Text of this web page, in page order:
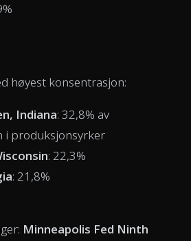
høyest konsentrasjon:
Indiana: 32,8% av
i produksjonsyrker
: 22,3%
: 21,8%
Minneapolis Fed Ninth